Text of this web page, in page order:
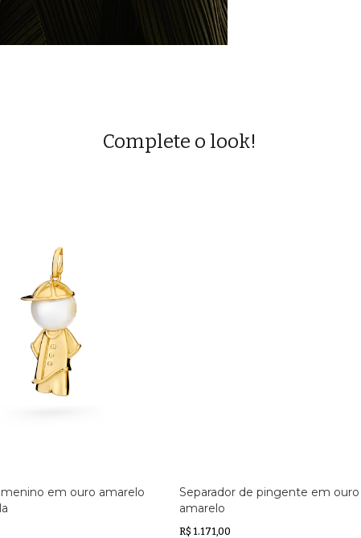
Complete o look!
em ouro amarelo
Separador de pingente em ouro
amarelo
R$ 1.171,00